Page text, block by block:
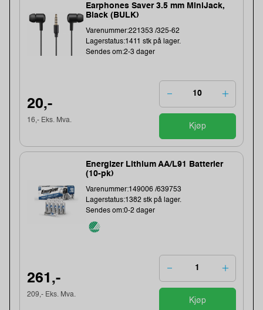
Earphones Saver 3.5 mm MiniJack,
Black (BULK)
Varenummer:221353 /325-62
Lagerstatus:1411 stk på lager.
Sendes om:2-3 dager
20,-
16,- Eks. Mva.
Kjøp
Energizer Lithium AA/L91 Batterier
(10-pk)
Varenummer:149006 /639753
Lagerstatus:1382 stk på lager.
Sendes om:0-2 dager
261,-
209,- Eks. Mva.
Kjøp